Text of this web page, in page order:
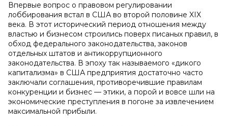
Впервые вопрос о правовом регулировании
лоббирования встал в США во второй половине XIX
века. В этот исторический период отношения между
властью и бизнесом строились поверх писаных правил, в
обход федерального законодательства, законов
отдельных штатов и антикоррупционного
законодательства. В эпоху так называемого «дикого
капитализма» в США предприятия достаточно часто
заключали соглашения, противоречившие правилам
конкуренции и бизнес — этики, а порой и вовсе шли на
экономические преступления в погоне за извлечением
максимальной прибыли.